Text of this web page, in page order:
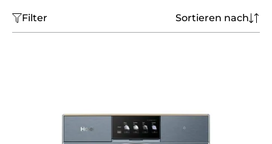
Filter Sortieren nach